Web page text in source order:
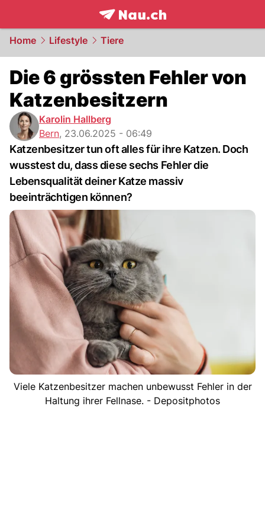
frontpage.NAU.ch
Home Lifestyle Tiere
Die 6 grössten Fehler von
Katzenbesitzern
Karolin Hallberg
Bern, 23.06.2025 - 06:49
Katzenbesitzer tun oft alles für ihre Katzen. Doch
wusstest du, dass diese sechs Fehler die
Lebensqualität deiner Katze massiv
beeinträchtigen können?
Viele Katzenbesitzer machen unbewusst Fehler in der
Haltung ihrer Fellnase. - Depositphotos